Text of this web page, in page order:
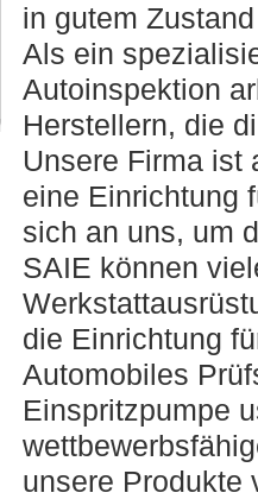
in gutem
Als ein
Autoinspektion
Herstellern, die
Unsere Firma ist
eine Einrichtung
sich an uns, um
SAIE können
die Einrichtung
Automobiles
Einspritzpumpe
unsere Produkte